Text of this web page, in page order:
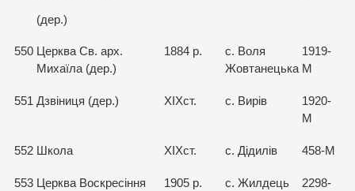
(дер.)
550 Церква Св. арх.
Михаїла (дер.)
1884 р.
с. Воля
Жовтанецька
1919-
М
551 Дзвіниця (дер.) ХІХст. с. Вирів
1920-
М
552 Школа ХІХст. с. Дідилів 458-М
553 Церква Воскресіння
1905 р. с. Жилдець
2298-